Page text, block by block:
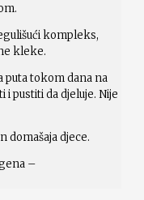
kompleks,
kleke.
puta tokom dana na
i pustiti da djeluje. Nije
domašaja djece.
–